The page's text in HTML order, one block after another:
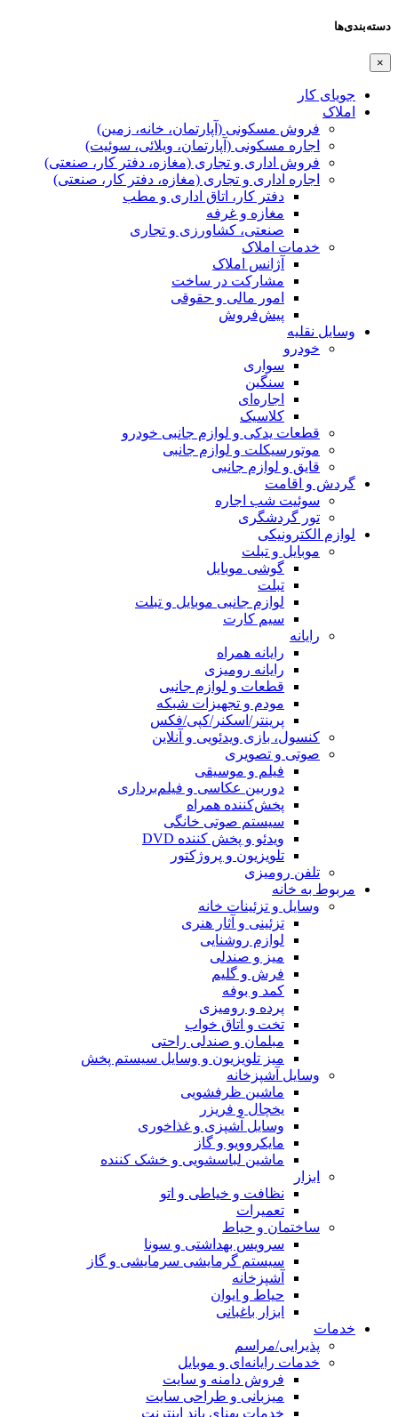
دسته‌بندی‌ها
×
جویای کار
املاک
فروش مسکونی (آپارتمان، خانه، زمین)
اجاره مسکونی (آپارتمان، ویلائی، سوئیت)
فروش اداری و تجاری (مغازه، دفتر کار، صنعتی)
اجاره اداری و تجاری (مغازه، دفتر کار، صنعتی)
دفتر کار، اتاق اداری و مطب
مغازه و غرفه
صنعتی،‌ کشاورزی و تجاری
خدمات املاک
آژانس املاک
مشارکت در ساخت
امور مالی و حقوقی
پیش‌فروش
وسایل نقلیه
خودرو
سواری
سنگین
اجاره‌ای
کلاسیک
قطعات یدکی و لوازم جانبی خودرو
موتورسیکلت و لوازم جانبی
قایق و لوازم جانبی
گردش و اقامت
سوئیت شب اجاره
تور گردشگری
لوازم الکترونیکی
موبایل و تبلت
گوشی موبایل
تبلت
لوازم جانبی موبایل و تبلت
سیم کارت
رایانه
رایانه همراه
رایانه رومیزی
قطعات و لوازم جانبی
مودم و تجهیزات شبکه
پرینتر/اسکنر/کپی/فکس
کنسول، بازی‌ ویدئویی و آنلاین
صوتی و تصویری
فیلم و موسیقی
دوربین عکاسی و فیلم‌برداری
پخش‌کننده همراه
سیستم صوتی خانگی
ویدئو و پخش کننده DVD
تلویزیون و پروژکتور
تلفن رومیزی
مربوط به خانه
وسایل و تزئینات خانه
تزئینی و آثار هنری
لوازم روشنایی
میز و صندلی
فرش و گلیم
کمد و بوفه
پرده و رومیزی
تخت و اتاق خواب
مبلمان و صندلی راحتی
میز تلویزیون و وسایل سیستم پخش
وسایل آشپزخانه
ماشین ظرفشویی
یخچال و فریزر
وسایل آشپزی و غذاخوری
مایکروویو و گاز
ماشین لباسشویی و خشک کننده
ابزار
نظافت و خیاطی و اتو
تعمیرات
ساختمان و حیاط
سرویس بهداشتی و سونا
سیستم گرمایشی سرمایشی و گاز
آشپزخانه
حیاط و ایوان
ابزار باغبانی
خدمات
پذیرایی/مراسم
خدمات رایانه‌ای و موبایل
فروش دامنه و سایت
میزبانی و طراحی سایت
خدمات پهنای باند اینترنت